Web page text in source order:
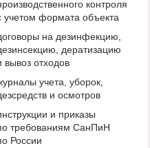
контроля
учетом формата объекта
на дезинфекцию,
дератизацию
вывоз отходов
учета, уборок,
и осмотров
и приказы
требованиям СанПиН
России